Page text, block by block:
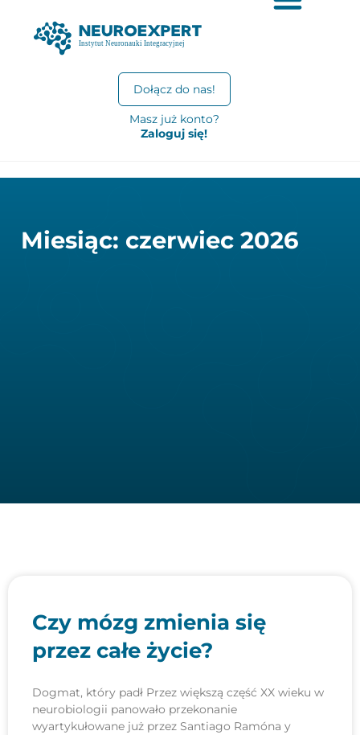
Dołącz do nas!
Masz już konto?
Zaloguj się!
Miesiąc: czerwiec 2026
Czy mózg zmienia się
przez całe życie?
Dogmat, który padł Przez większą część XX wieku w
neurobiologii panowało przekonanie
wyartykułowane już przez Santiago Ramóna y